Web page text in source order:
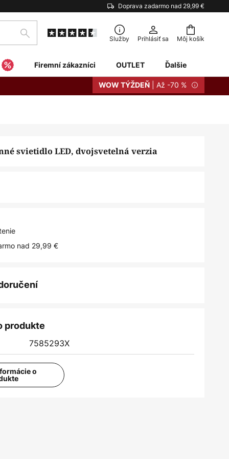
Doprava zadarmo nad 29,99 €
Môj košík
Hľadať Služby Prihlásiť sa
Firemní zákazníci OUTLET Ďalšie
WOW TÝŽDEŇ | Až -70 %
svietidlo LED, dvojsvetelná verzia
nad 29,99 €
produkte
7585293X
o